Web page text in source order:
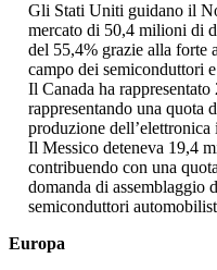
Gli Stati Uniti guidano il
mercato di 50,4 milioni di
del 55,4% grazie alla forte
campo dei semiconduttori
Il Canada ha
rappresentando una quota
produzione dell’elettronica
Il Messico deteneva 19,4
contribuendo con una
domanda di assemblaggio
semiconduttori
Europa